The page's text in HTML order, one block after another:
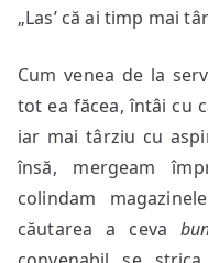
„Las’ că ai timp mai
Cum venea de la
tot ea făcea, întâi cu
iar mai târziu cu
însă, mergeam
colindam
căutarea a ceva